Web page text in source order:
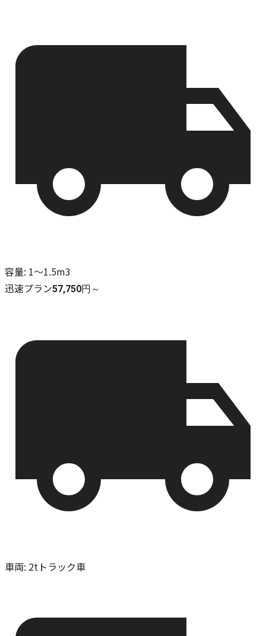
容量: 1〜1.5m3
迅速プラン57,750円～
車両: 2tトラック車